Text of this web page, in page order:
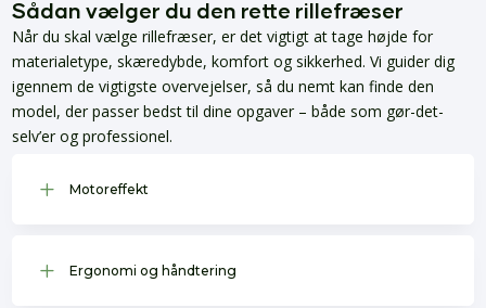
Sådan vælger du den rette rillefræser
Når du skal vælge rillefræser, er det vigtigt at tage højde for
materialetype, skæredybde, komfort og sikkerhed. Vi guider dig
igennem de vigtigste overvejelser, så du nemt kan finde den
model, der passer bedst til dine opgaver – både som gør-det-
selv’er og professionel.
L Motoreffekt
L Ergonomi og håndtering